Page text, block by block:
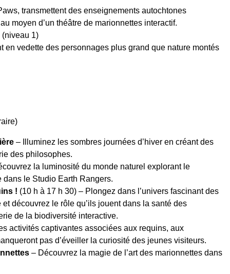
transmettent des enseignements autochtones
moyen d’un théâtre de marionnettes interactif.
1)
en vedette des personnages plus grand que nature montés
– Illuminez les sombres journées d’hiver en créant des
des philosophes.
la luminosité du monde naturel explorant le
le Studio Earth Rangers.
! (10 h à 17 h 30) – Plongez dans l’univers fascinant des
découvrez le rôle qu’ils jouent dans la santé des
de la biodiversité interactive.
activités captivantes associées aux requins, aux
pas d’éveiller la curiosité des jeunes visiteurs.
– Découvrez la magie de l’art des marionnettes dans